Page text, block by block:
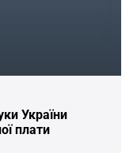
України
плати